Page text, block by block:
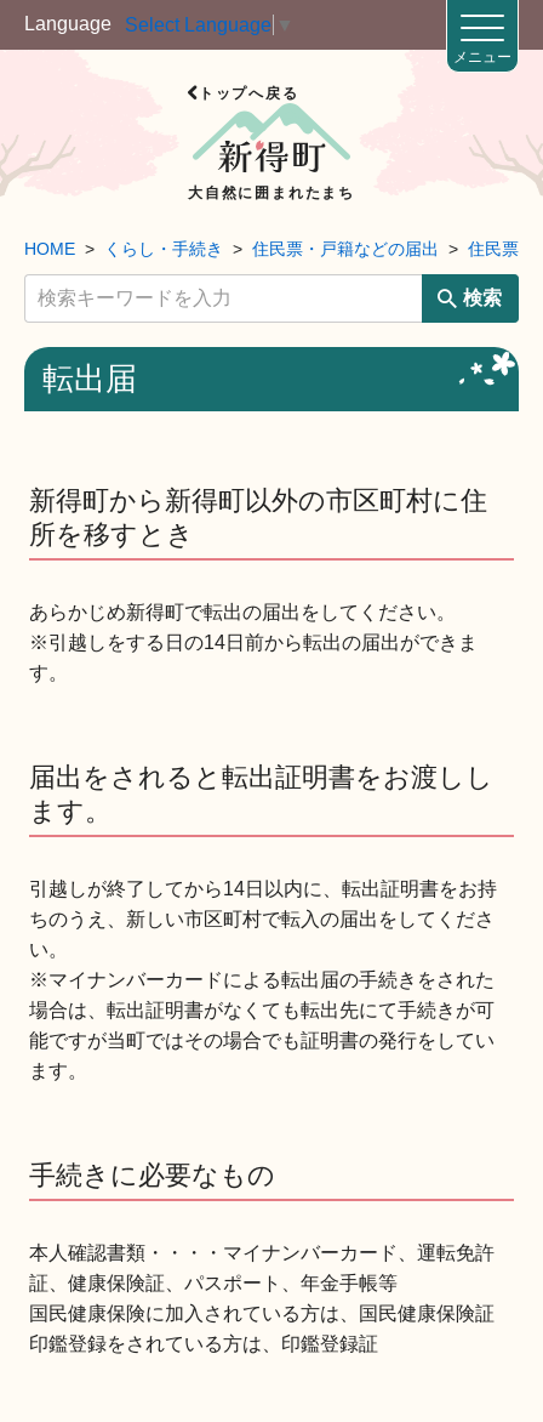
Language Select Language
トップへ戻る
大自然に囲まれたまち
メニュー
HOME くらし・手続き 住民票・戸籍などの届出 住民票
検索
転出届
新得町から新得町以外の市区町村に住
所を移すとき
あらかじめ新得町で転出の届出をしてください。
※引越しをする日の14日前から転出の届出ができま
す。
届出をされると転出証明書をお渡しし
ます。
引越しが終了してから14日以内に、転出証明書をお持
ちのうえ、新しい市区町村で転入の届出をしてくださ
い。
※マイナンバーカードによる転出届の手続きをされた
場合は、転出証明書がなくても転出先にて手続きが可
能ですが当町ではその場合でも証明書の発行をしてい
ます。
手続きに必要なもの
本人確認書類・・・・マイナンバーカード、運転免許
証、健康保険証、パスポート、年金手帳等
国民健康保険に加入されている方は、国民健康保険証
印鑑登録をされている方は、印鑑登録証